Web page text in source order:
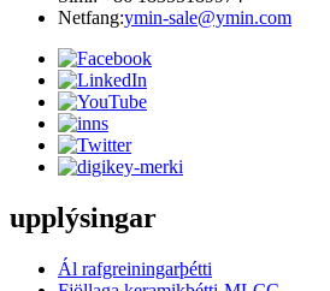
Netfang:ymin-sale@ymin.com
upplýsingar
Ál rafgreiningarþétti